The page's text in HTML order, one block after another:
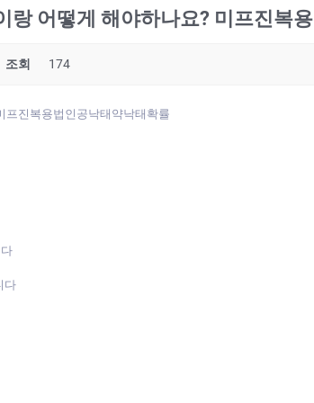
랑 어떻게 해야하나요? 미프진복
조회 174
프진복용법인공낙태약낙태확률
다